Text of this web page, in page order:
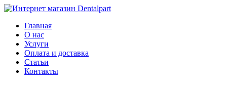
Главная
О нас
Услуги
Оплата и доставка
Статьи
Контакты